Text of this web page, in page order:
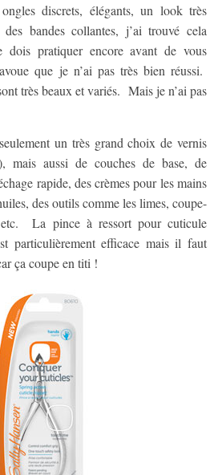
discrets, élégants, un look très
bandes collantes, j’ai trouvé cela
pratiquer encore avant de vous
que je n’ai pas très bien réussi.
très beaux et variés. Mais je n’ai pas
un très grand choix de vernis
mais aussi de couches de base, de
rapide, des crèmes pour les mains
des outils comme les limes, coupe-
etc. La pince à ressort pour cuticule
particulièrement efficace mais il faut
ça coupe en titi !